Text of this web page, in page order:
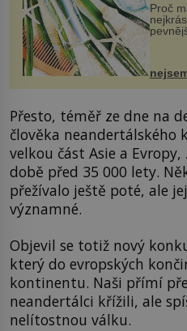
Proč
vlasy.
Přesto, téměř ze dne na
člověka neandertálského
velkou část Asie a
době před 35 000 lety.
přežívalo ještě poté, ale
významné.
Objevil se totiž nový
který do evropských
kontinentu. Naši přímí
neandertálci křížili, ale
nelítostnou válku.